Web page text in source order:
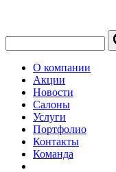
О компании
Акции
Новости
Салоны
Услуги
Портфолио
Контакты
Команда